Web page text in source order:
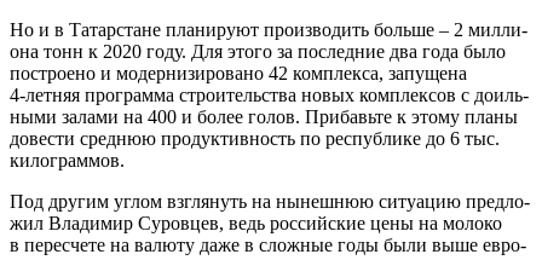
Но и в Татар­стане пла­ни­ру­ют про­из­во­дить боль­ше – 2 мил­ли­
о­на тонн к 2020 году. Для это­го за послед­ние два года было
постро­е­но и модер­ни­зи­ро­ва­но 42 ком­плек­са, запу­ще­на
4‑летняя про­грам­ма стро­и­тель­ства новых ком­плек­сов с доиль­
ны­ми зала­ми на 400 и более голов. При­бавь­те к это­му пла­ны
дове­сти сред­нюю про­дук­тив­ность по рес­пуб­ли­ке до 6 тыс.
килограммов.
Под дру­гим углом взгля­нуть на нынеш­нюю ситу­а­цию пред­ло­
жил Вла­ди­мир Суров­цев, ведь рос­сий­ские цены на моло­ко
в пере­сче­те на валю­ту даже в слож­ные годы были выше евро­